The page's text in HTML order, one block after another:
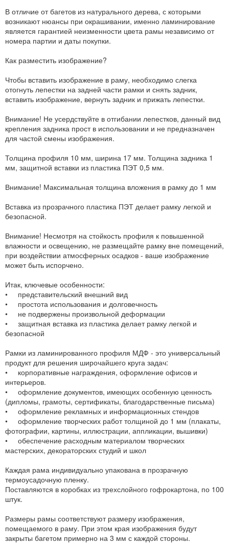
В отличие от багетов из натурального дерева, с которыми
возникают нюансы при окрашивании, именно ламинирование
является гарантией неизменности цвета рамы независимо от
номера партии и даты покупки.
Как разместить изображение?
Чтобы вставить изображение в раму, необходимо слегка
отогнуть лепестки на задней части рамки и снять задник,
вставить изображение, вернуть задник и прижать лепестки.
Внимание! Не усердствуйте в отгибании лепестков, данный вид
крепления задника прост в использовании и не предназначен
для частой смены изображения.
Толщина профиля 10 мм, ширина 17 мм. Толщина задника 1
мм, защитной вставки из пластика ПЭТ 0,5 мм.
Внимание! Максимальная толщина вложения в рамку до 1 мм
Вставка из прозрачного пластика ПЭТ делает рамку легкой и
безопасной.
Внимание! Несмотря на стойкость профиля к повышенной
влажности и освещению, не размещайте рамку вне помещений,
при воздействии атмосферных осадков - ваше изображение
может быть испорчено.
Итак, ключевые особенности:
• представительский внешний вид
• простота использования и долговечность
• не подвержены произвольной деформации
• защитная вставка из пластика делает рамку легкой и
безопасной
Рамки из ламинированного профиля МДФ - это универсальный
продукт для решения широчайшего круга задач:
• корпоративные награждения, оформление офисов и
интерьеров.
• оформление документов, имеющих особенную ценность
(дипломы, грамоты, сертификаты, благодарственные письма)
• оформление рекламных и информационных стендов
• оформление творческих работ толщиной до 1 мм (плакаты,
фотографии, картины, иллюстрации, аппликации, вышивки)
• обеспечение расходным материалом творческих
мастерских, декораторских студий и школ
Каждая рама индивидуально упакована в прозрачную
термоусадочную пленку.
Поставляются в коробках из трехслойного гофрокартона, по 100
штук.
Размеры рамы соответствуют размеру изображения,
помещаемого в раму. При этом края изображения будут
закрыты багетом примерно на 3 мм с каждой стороны.